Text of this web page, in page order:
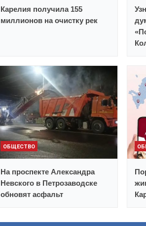
Карелия получила 155
миллионов на очистку рек
ОБЩЕСТВО
На проспекте Александра
Невского в Петрозаводске
обновят асфальт